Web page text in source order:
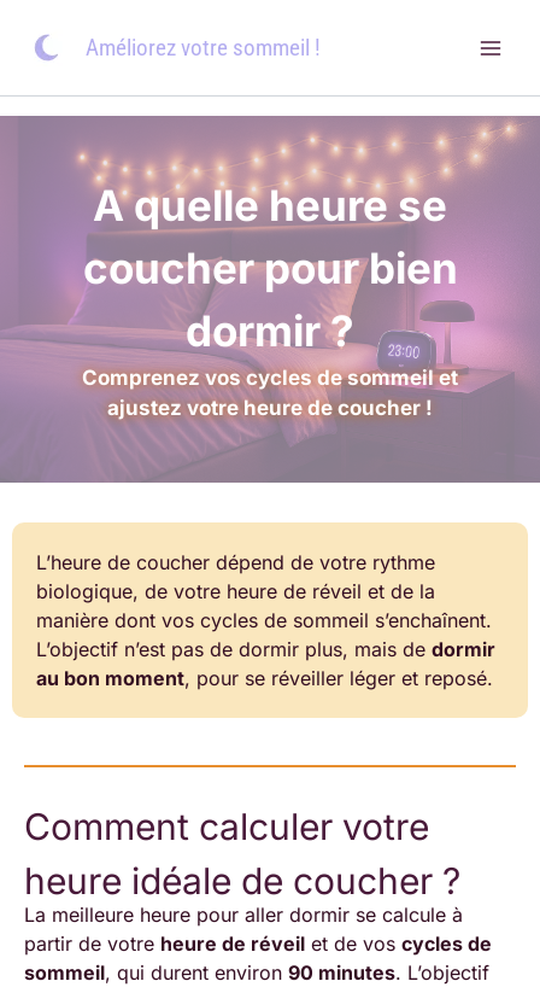
contenu
Améliorez votre sommeil !
A quelle heure se
coucher pour bien
dormir ?
Comprenez vos cycles de sommeil et
ajustez votre heure de coucher !
L’heure de coucher dépend de votre rythme
biologique, de votre heure de réveil et de la
manière dont vos cycles de sommeil s’enchaînent.
L’objectif n’est pas de dormir plus, mais de dormir
au bon moment, pour se réveiller léger et reposé.
Comment calculer votre
heure idéale de coucher ?
La meilleure heure pour aller dormir se calcule à
partir de votre heure de réveil et de vos cycles de
sommeil, qui durent environ 90 minutes. L’objectif